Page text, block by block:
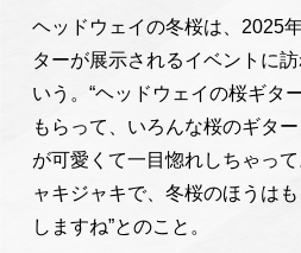
ヘッドウェイの冬桜は、2025
ターが展示されるイベントに
いう。“ヘッドウェイの桜ギタ
もらって、いろんな桜のギタ
が可愛くて一目惚れしちゃっ
ャキジャキで、冬桜のほうは
しますね”とのこと。